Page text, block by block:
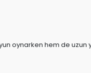
oynarken hem de